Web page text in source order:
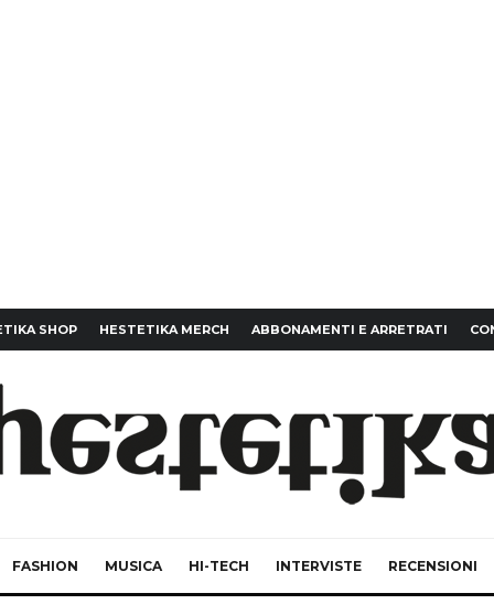
SHOP HESTETIKA MERCH ABBONAMENTI E ARRETRATI
FASHION MUSICA HI-TECH INTERVISTE RECENSIONI